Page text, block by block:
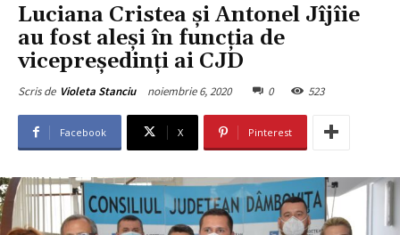
Luciana Cristea și Antonel Jîjîie
au fost aleși în funcția de
vicepreședinți ai CJD
Scris de Violeta Stanciu noiembrie 6, 2020 0 523
Facebook X Pinterest